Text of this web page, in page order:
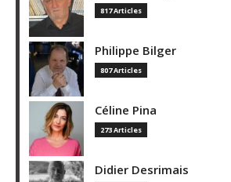
817 Articles
Philippe Bilger
807 Articles
Céline Pina
273 Articles
Didier Desrimais